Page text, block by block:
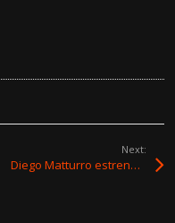
Todas las entradas
Next:
Diego Matturro estrena el audiovisual «Síntesis» con show en vivo en Sala Hugo Balzo